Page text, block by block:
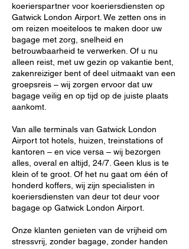
koerierspartner voor koeriersdiensten op
Gatwick London Airport. We zetten ons in
om reizen moeiteloos te maken door uw
bagage met zorg, snelheid en
betrouwbaarheid te verwerken. Of u nu
alleen reist, met uw gezin op vakantie bent,
zakenreiziger bent of deel uitmaakt van een
groepsreis – wij zorgen ervoor dat uw
bagage veilig en op tijd op de juiste plaats
aankomt.
Van alle terminals van Gatwick London
Airport tot hotels, huizen, treinstations of
kantoren – en vice versa – wij bezorgen
alles, overal en altijd, 24/7. Geen klus is te
klein of te groot. Of het nu gaat om één of
honderd koffers, wij zijn specialisten in
koeriersdiensten van deur tot deur voor
bagage op Gatwick London Airport.
Onze klanten genieten van de vrijheid om
stressvrij, zonder bagage, zonder handen